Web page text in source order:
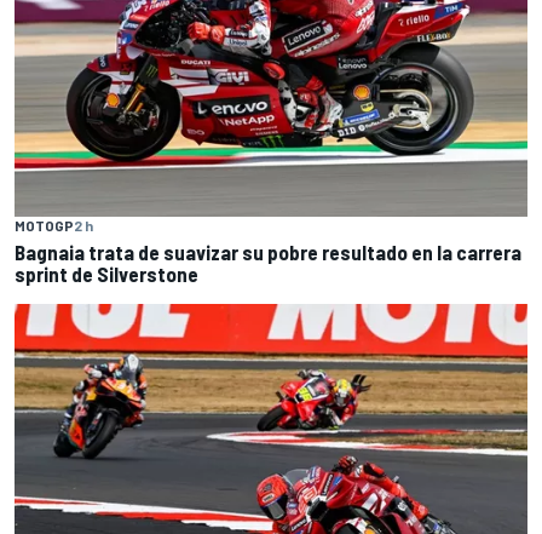
MOTOGP2 h
Bagnaia trata de suavizar su pobre resultado en la carrera
sprint de Silverstone